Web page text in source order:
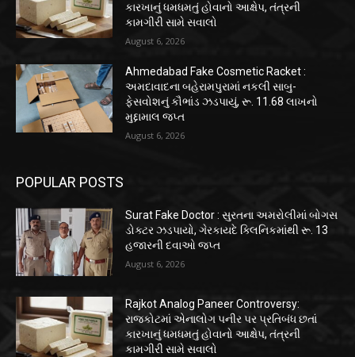
કારખાનું ધમધમતું હોવાનો આક્ષેપ, તંત્રની
કામગીરી સામે સવાલો
August 6, 2026
Ahmedabad Fake Cosmetic Racket :
અમદાવાદના બહેરામપુરામાં નકલી સાબુ-
ફેસવોશનું કૌભાંડ ઝડપાયું, રૂ. 11.68 લાખનો
મુદ્દામાલ જપ્ત
August 6, 2026
POPULAR POSTS
Surat Fake Doctor : સુરતના અમરોલીમાં બોગસ
ડોક્ટર ઝડપાયો, ગેરકાયદે ક્લિનિકમાંથી રૂ. 13
હજારની દવાઓ જપ્ત
August 6, 2026
Rajkot Analog Paneer Controversy:
રાજકોટમાં એનાલોગ પનીર પર પ્રતિબંધ છતાં
કારખાનું ધમધમતું હોવાનો આક્ષેપ, તંત્રની
કામગીરી સામે સવાલો